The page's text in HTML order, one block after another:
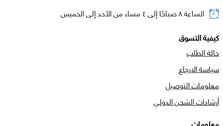
الساعة ٨ صباحًا إلى ٤ مساء من الأحد إلى الخميس
كيفية التسوق
حالة الطلب
سياسة الارجاع
معلومات التوصيل
أرشادات الشحن الدولي